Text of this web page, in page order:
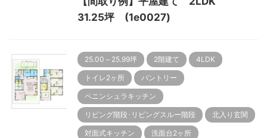
31.25坪 (1e0027)
25.00～25.99坪 2階建て 4LDK
トイレ2ヶ所 パントリー
ペニンシュラキッチン
リビング階段･リビングスルー階段 北入り玄関
対面式キッチン 洗面台2ヶ所